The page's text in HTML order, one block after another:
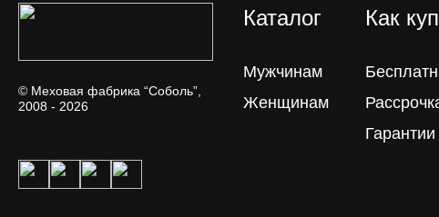
© Меховая фабрика “Соболь”,
2008 - 2026
Каталог
Мужчинам
Женщинам
Как
Гарантии